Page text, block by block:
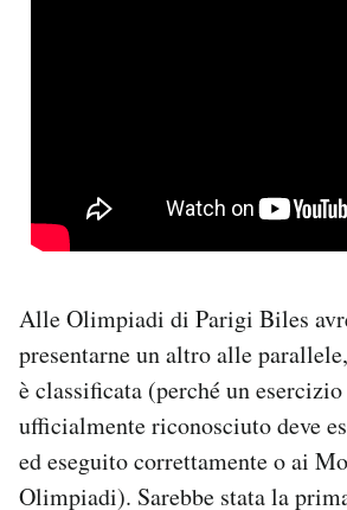
Alle Olimpiadi di Parigi Biles
presentarne un altro alle
è classificata (perché un esercizio
ufficialmente riconosciuto deve
ed eseguito correttamente o ai
Olimpiadi). Sarebbe stata la